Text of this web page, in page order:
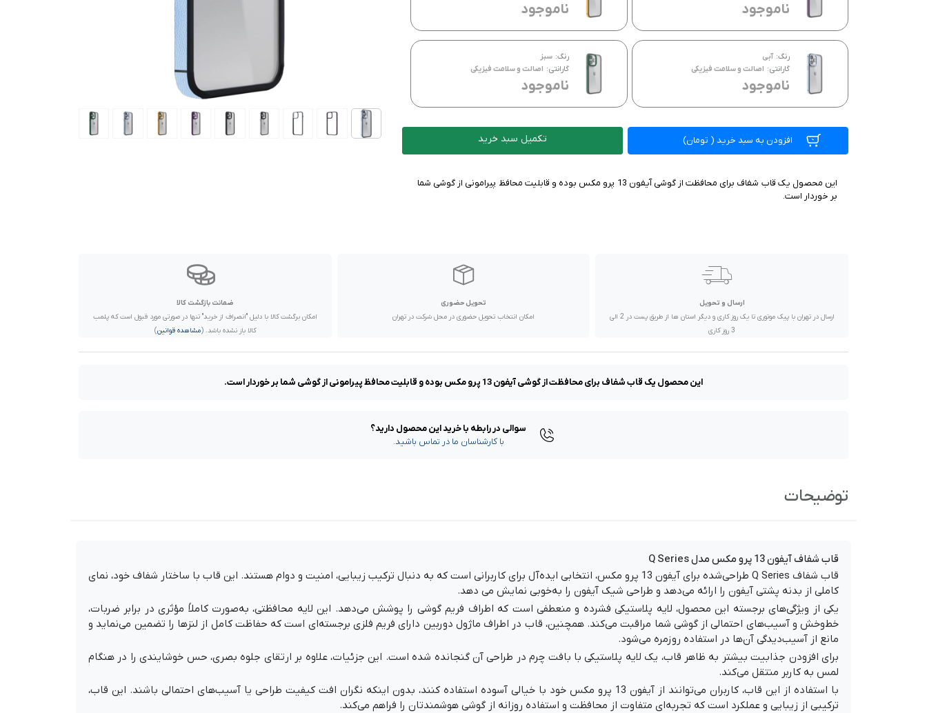
صدا و تصویر
قیمت روز
محصولات کارکرده
تماس با ما
خواندنی ها
ناموجود ناموجود
رنگ: آبی
گارانتی: اصالت و سلامت فیزیکی
ناموجود
رنگ: سبز
گارانتی: اصالت و سلامت فیزیکی
ناموجود
افزودن به سبد خرید( تومان) تکمیل سبد خرید
این محصول یک قاب شفاف برای محافظت از گوشی آیفون 13 پرو مکس بوده و قابلیت محافظ پیرامونی از گوشی شما
بر خوردار است.
ارسال و تحویل
ارسال در تهران با پیک موتوری تا یک روز کاری و دیگر استان ها از طریق پست در 2 الی
3 روز کاری
تحویل حضوری
امکان انتخاب تحویل حضوری در محل شرکت در تهران
ضمانت بازگشت کالا
امکان برگشت کالا با دلیل "انصراف از خرید" تنها در صورتی مورد قبول است که پلمب
کالا باز نشده باشد. (مشاهده قوانین)
این محصول یک قاب شفاف برای محافظت از گوشی آیفون 13 پرو مکس بوده و قابلیت محافظ پیرامونی از گوشی شما بر خوردار است.
سوالی در رابطه با خرید این محصول دارید؟
با کارشناسان ما در تماس باشید.
توضیحات
قاب شفاف آیفون 13 پرو مکس مدل Q Series
قاب شفاف Q Series طراحی‌شده برای آیفون 13 پرو مکس، انتخابی ایده‌آل برای کاربرانی است که به دنبال ترکیب زیبایی، امنیت و دوام هستند. این قاب با ساختار شفاف خود، نمای
کاملی از بدنه پشتی آیفون را ارائه می‌دهد و طراحی شیک آیفون را به‌خوبی نمایش می دهد.
یکی از ویژگی‌های برجسته این محصول، لایه پلاستیکی فشرده و منعطفی است که اطراف فریم گوشی را پوشش می‌دهد. این لایه محافظتی، به‌صورت کاملاً مؤثری در برابر ضربات،
خط‌وخش و آسیب‌های احتمالی از گوشی شما مراقبت می‌کند. همچنین، قاب در اطراف ماژول دوربین دارای فریم فلزی برجسته‌ای است که حفاظت کامل از لنزها را تضمین می‌نماید و
مانع از آسیب‌دیدگی آن‌ها در استفاده روزمره می‌شود.
برای افزودن جذابیت بیشتر به ظاهر قاب، یک لایه پلاستیکی با بافت چرم در طراحی آن گنجانده شده است. این جزئیات، علاوه بر ارتقای جلوه بصری، حس خوشایندی را در هنگام
لمس به کاربر منتقل می‌کند.
با استفاده از این قاب، کاربران می‌توانند از آیفون 13 پرو مکس خود با خیالی آسوده استفاده کنند، بدون اینکه نگران افت کیفیت طراحی یا آسیب‌های احتمالی باشند. این قاب،
ترکیبی از زیبایی و عملکرد است که تجربه‌ای متفاوت از محافظت و استفاده روزانه از گوشی هوشمندتان را فراهم می‌کند.